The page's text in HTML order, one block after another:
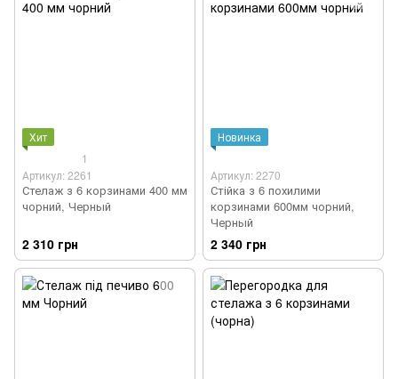
Хит
1
Артикул: 2261
Стелаж з 6 корзинами 400 мм
чорний, Черный
2 310 грн
Новинка
Артикул: 2270
Стійка з 6 похилими
корзинами 600мм чорний,
Черный
2 340 грн